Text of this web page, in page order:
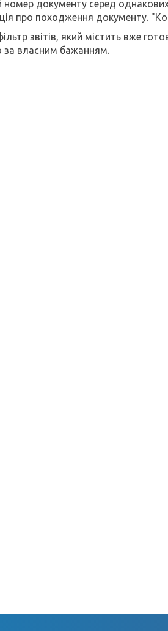
документу серед однакових
про походження документу.
звітів, який містить вже
за власним бажанням.